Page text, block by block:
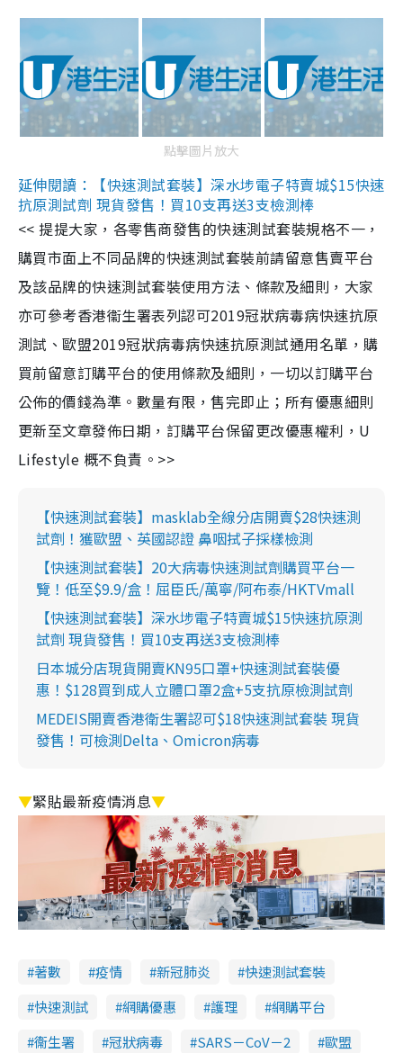
點擊圖片放大
延伸閱讀：【快速測試套裝】深水埗電子特賣城$15快速
抗原測試劑 現貨發售！買10支再送3支檢測棒
<< 提提大家，各零售商發售的快速測試套裝規格不一，
購買市面上不同品牌的快速測試套裝前請留意售賣平台
及該品牌的快速測試套裝使用方法、條款及細則，大家
亦可參考香港衞生署表列認可2019冠狀病毒病快速抗原
測試、歐盟2019冠狀病毒病快速抗原測試通用名單，購
買前留意訂購平台的使用條款及細則，一切以訂購平台
公佈的價錢為準。數量有限，售完即止；所有優惠細則
更新至文章發佈日期，訂購平台保留更改優惠權利，U
Lifestyle 概不負責。>>
【快速測試套裝】masklab全線分店開賣$28快速測
試劑！獲歐盟、英國認證 鼻咽拭子採樣檢測
【快速測試套裝】20大病毒快速測試劑購買平台一
覽！低至$9.9/盒！屈臣氏/萬寧/阿布泰/HKTVmall
【快速測試套裝】深水埗電子特賣城$15快速抗原測
試劑 現貨發售！買10支再送3支檢測棒
日本城分店現貨開賣KN95口罩+快速測試套裝優
惠！$128買到成人立體口罩2盒+5支抗原檢測試劑
MEDEIS開賣香港衛生署認可$18快速測試套裝 現貨
發售！可檢測Delta、Omicron病毒
▼緊貼最新疫情消息▼
著數 疫情 新冠肺炎
快速測試套裝
快速測試
網購優惠 護理
網購平台
衞生署
冠狀病毒 SARS－CoV－2 歐盟